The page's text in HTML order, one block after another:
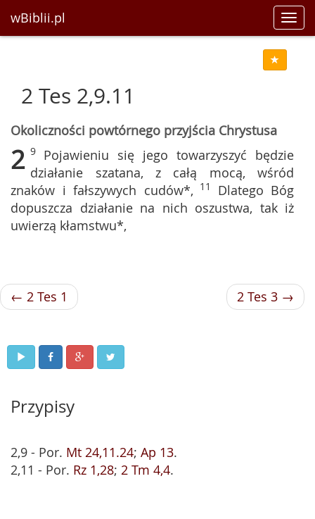
wBiblii.pl
2 Tes 2,9.11
Okoliczności powtórnego przyjścia Chrystusa
2 9 Pojawieniu się jego towarzyszyć będzie
działanie szatana, z całą mocą, wśród
znaków i fałszywych cudów*, 11 Dlatego Bóg
dopuszcza działanie na nich oszustwa, tak iż
uwierzą kłamstwu*,
← 2 Tes 1 2 Tes 3 →
Przypisy
2,9 - Por. Mt 24,11.24; Ap 13.
2,11 - Por. Rz 1,28; 2 Tm 4,4.